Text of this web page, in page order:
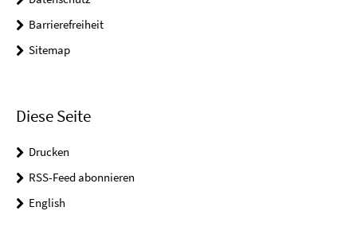
Barrierefreiheit
Sitemap
Diese Seite
Drucken
RSS-Feed abonnieren
English